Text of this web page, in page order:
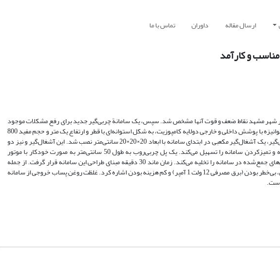
ارسال مقاله داوران تماس با ما
و کارآمد
شهر مشهد نقاط ضعف و قوت آنها مشخص شد. سپس، یک سامانة چربی‌گیر جدید برای رفع مشکلات موجود
در سامانه‌های متداول، طراحی و ساخته شد. این چربی‌گیر از جنس فلز گالوانیزه با پوشش داخلی و خارجی دولایه کامپوزیت، به شکل استوانه‌ای با قطر و ارتفاع یک متر و حجم مفید 800
لیتر ساخته شده است. به‌منظور جداسازی آشغال‌ها قبل از ورود به چربی‌گیر، یک آشغال‌گیر مکعبی در ابتدای سامانه با ابعاد 20×20×20 سانتی‌متر نصب ‌شد. این آشغال‌گیر و نیز دو
بافل نصب‌شده در سامانه، قابل جداشدن از سامانه‌اند که فرایند تخلیه و تمیزکردن سامانه را تسهیل می‌کند. یک پل چربی‌روب به طول 50 سانتی‌متر به صورت خودکار با موتور
گیربکس 12 ولت 3 دور بر دقیقه و در دوره‌های زمانی قابل تنظیم، چربی‌های جمع‌شده در سامانه را تخلیه می‌کند. زمان ماند 30 دقیقه مبنای طراحی این سامانه قرار گرفت. از جمله
مزایای این چربی‌گیر می‌توان به حجم و وزن کم، قابلیت نصب سریع و آسان، بی‌خطر بودن (برق مصرفی 12 ولت 1 آمپر) و کم هزینه بودن اشاره کرد. غلظت روغن پساب خروجی از سامانه